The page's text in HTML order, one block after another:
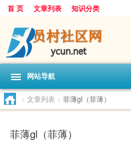
首 页 文章列表 知识分类
网站导航
> 文章列表 > 菲薄gl（菲薄）
菲薄gl（菲薄）